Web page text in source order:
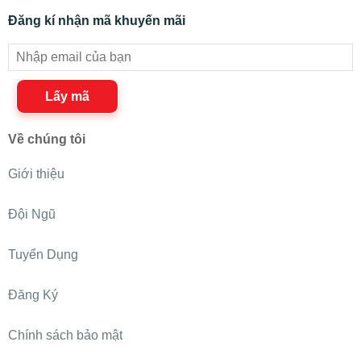
Đăng kí nhận mã khuyến mãi
Lấy mã
Về chúng tôi
Giới thiệu
Đội Ngũ
Tuyển Dụng
Đăng Ký
Chính sách bảo mật